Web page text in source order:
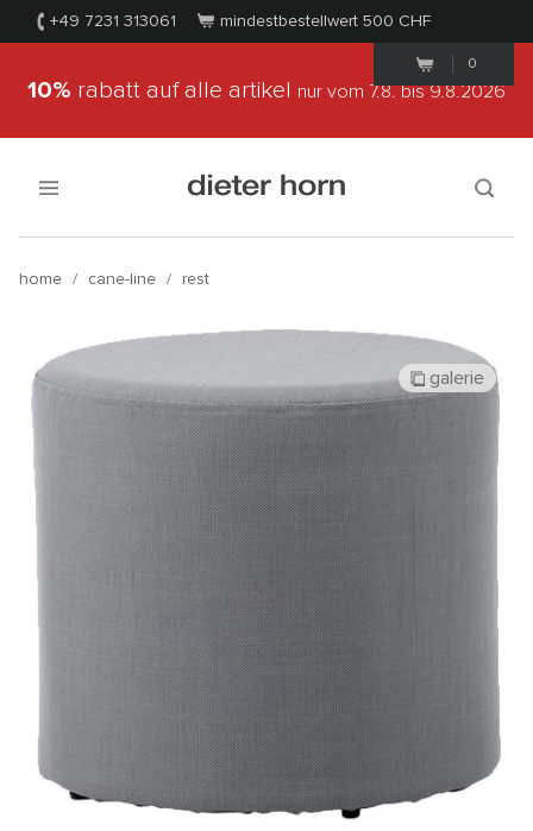
+49 7231 313061 mindestbestellwert 500 CHF
0
10% rabatt auf alle artikel nur vom 7.8.bis 9.8.2026
home / cane-line / rest
galerie